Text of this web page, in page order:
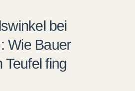
bei
Wie Bauer
Teufel fing